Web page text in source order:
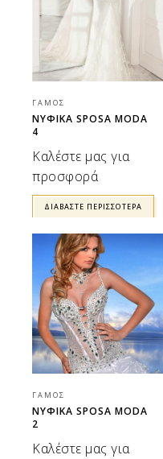
ΓΆΜΟΣ
ΝΥΦΙΚΑ SPOSA MODA
4
Καλέστε μας για
προσφορά
ΔΙΑΒΆΣΤΕ ΠΕΡΙΣΣΌΤΕΡΑ
ΓΆΜΟΣ
ΝΥΦΙΚΑ SPOSA MODA
2
Καλέστε μας για